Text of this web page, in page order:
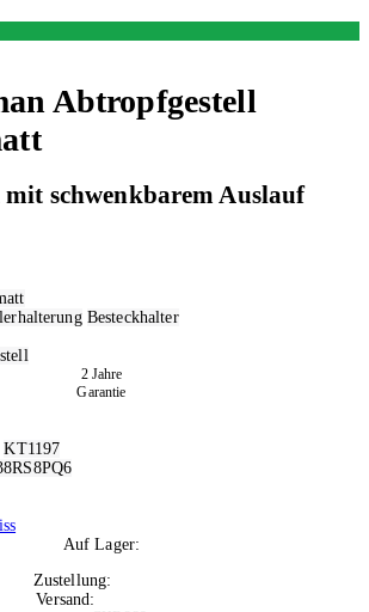
Abtropfgestell
schwenkbarem Auslauf
Besteckhalter
2 Jahre
Garantie
KT1197
Auf Lager:
Zustellung:
Versand: